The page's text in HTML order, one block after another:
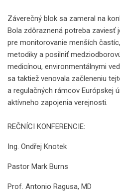
Záverečný blok sa zameral na
Bola zdôraznená potreba zaviesť
pre monitorovanie menších
metodiky a posilniť
medicínou, environmentálnymi
sa taktiež venovala začleneniu
a regulačných rámcov Európskej
aktívneho zapojenia verejnosti.
REČNÍCI KONFERENCIE:
Ing. Ondřej Knotek
Pastor Mark Burns
Prof. Antonio Ragusa, MD